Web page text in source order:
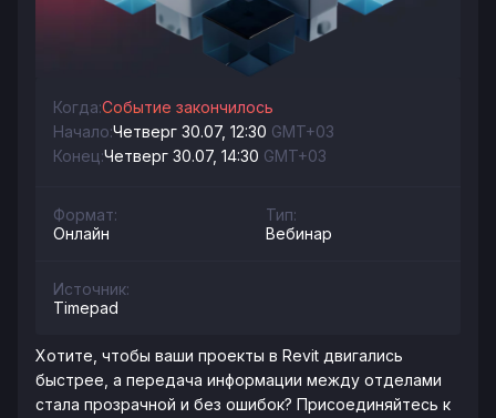
Когда:Событие закончилось
Начало:Четверг 30.07, 12:30 GMT+03
Конец:Четверг 30.07, 14:30 GMT+03
Формат:
Онлайн
Тип:
Вебинар
Источник:
Timepad
Хотите, чтобы ваши проекты в Revit двигались
быстрее, а передача информации между отделами
стала прозрачной и без ошибок? Присоединяйтесь к